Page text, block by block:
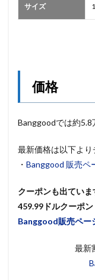
サイズ
価格
Banggoodでは約5.8
最新価格は以下より
・ Banggood 販売ペ
クーポンも出てい
459.99ドルクーポ
Banggood販売ペー
最新